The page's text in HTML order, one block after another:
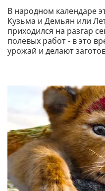
В народном календаре
Кузьма и Демьян или
приходился на разгар
полевых работ - в это
урожай и делают